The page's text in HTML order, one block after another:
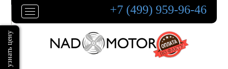
+7 (499) 959-96-46